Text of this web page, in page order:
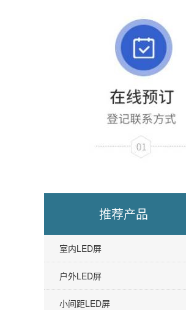
推荐产品
室内LED屏
户外LED屏
小间距LED屏